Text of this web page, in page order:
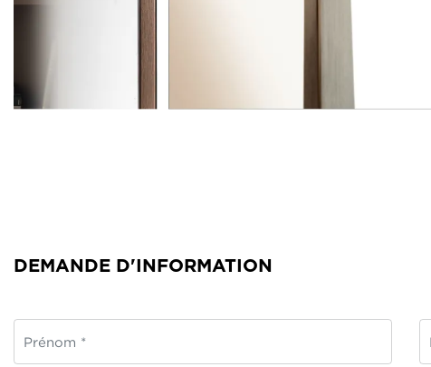
DEMANDE D'INFORMATION